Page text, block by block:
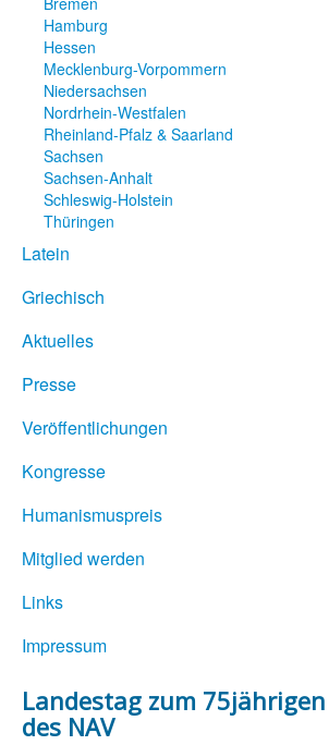
Hamburg
Hessen
Mecklenburg-Vorpommern
Niedersachsen
Nordrhein-Westfalen
Rheinland-Pfalz & Saarland
Sachsen
Sachsen-Anhalt
Schleswig-Holstein
Thüringen
Latein
Griechisch
Aktuelles
Presse
Veröffentlichungen
Kongresse
Humanismuspreis
Mitglied werden
Links
Impressum
Landestag zum
des NAV